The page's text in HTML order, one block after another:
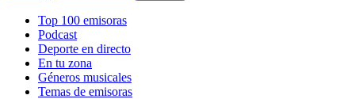
Top 100 emisoras
Podcast
Deporte en directo
En tu zona
Géneros musicales
Temas de emisoras